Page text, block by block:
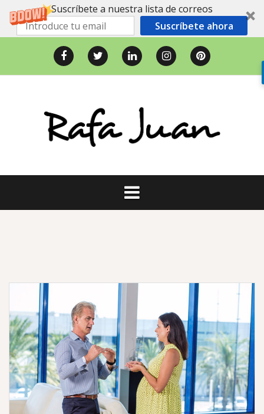
Suscríbete a nuestra lista de correos
Suscríbete ahora
contenido
FacebookTwitter LinkedInInstagramPinterest